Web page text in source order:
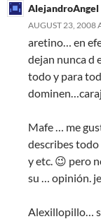
AlejandroAngel
AUGUST 23, 2008
aretino… en
dejan nunca d
todo y para
Mafe … me
describes todo
y etc. 😉 pero
su … opinión.
Alexillopillo…